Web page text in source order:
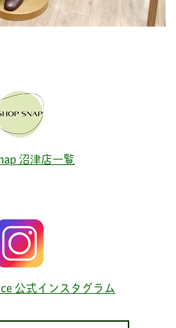
沼津店一覧
公式インスタグラム